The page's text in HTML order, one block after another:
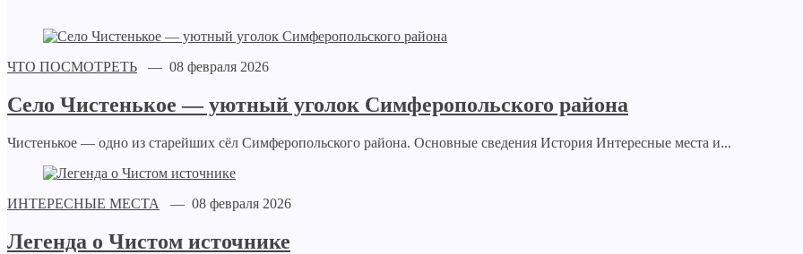
ЧТО ПОСМОТРЕТЬ — 08 февраля 2026
Село Чистенькое — уютный уголок Симферопольского района
Чистенькое — одно из старейших сёл Симферопольского района. Основные сведения История Интересные места и...
ИНТЕРЕСНЫЕ МЕСТА — 08 февраля 2026
Легенда о Чистом источнике